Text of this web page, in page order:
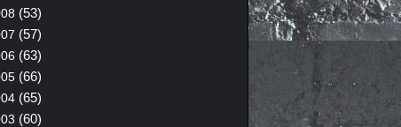
(53)
(57)
(63)
(66)
(65)
(60)